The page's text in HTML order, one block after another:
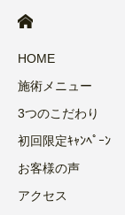
HOME
施術メニュー
3つのこだわり
初回限定ｷｬﾝﾍﾟｰﾝ
お客様の声
アクセス